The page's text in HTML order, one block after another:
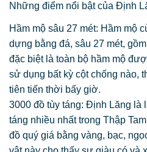
Những điểm nổi bật của Định
Hầm mộ sâu 27 mét: Hầm mộ
dựng bằng đá, sâu 27 mét,
đặc biệt là toàn bộ hầm mộ
sử dụng bất kỳ cột chống nào,
tiên tiến thời bấy giờ.
3000 đồ tùy táng: Định Lăng là
táng nhiều nhất trong Thập
đồ quý giá bằng vàng, bạc,